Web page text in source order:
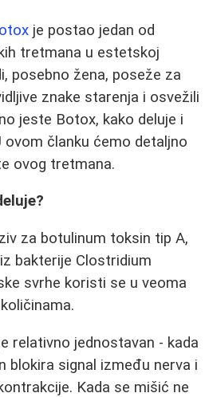
je postao jedan od
tretmana u estetskoj
posebno žena, poseže za
znake starenja i osvežili
jeste Botox, kako deluje i
ovom članku ćemo detaljno
ovog tretmana.
za botulinum toksin tip A,
bakterije Clostridium
svrhe koristi se u veoma
relativno jednostavan - kada
blokira signal između nerva i
Kada se mišić ne